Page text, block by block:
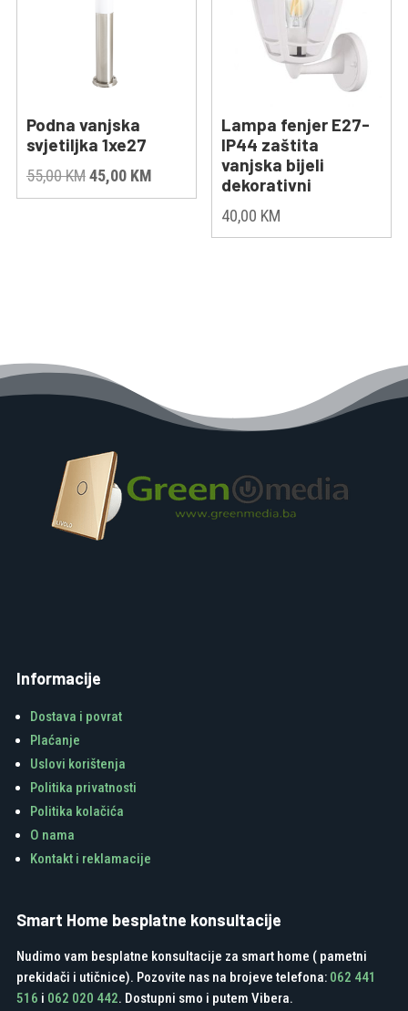
Podna vanjska
svjetiljka 1xe27
55,00KMOriginal
price
45,00 KMCurrent
price
Lampa fenjer E27-
IP44 zaštita
vanjska bijeli
dekorativni
40,00 KM
Informacije
Dostava i povrat
Plaćanje
Uslovi korištenja
Politika privatnosti
Politika kolačića
O nama
Kontakt i reklamacije
Smart Home besplatne konsultacije
Nudimo vam besplatne konsultacije za smart home ( pametni
prekidači i utičnice). Pozovite nas na brojeve telefona: 062 441
516 i 062 020 442. Dostupni smo i putem Vibera.